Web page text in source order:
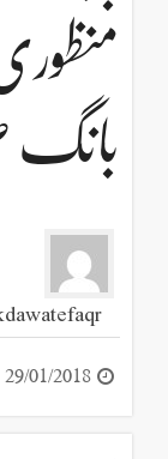
بانگ
29/01/2018